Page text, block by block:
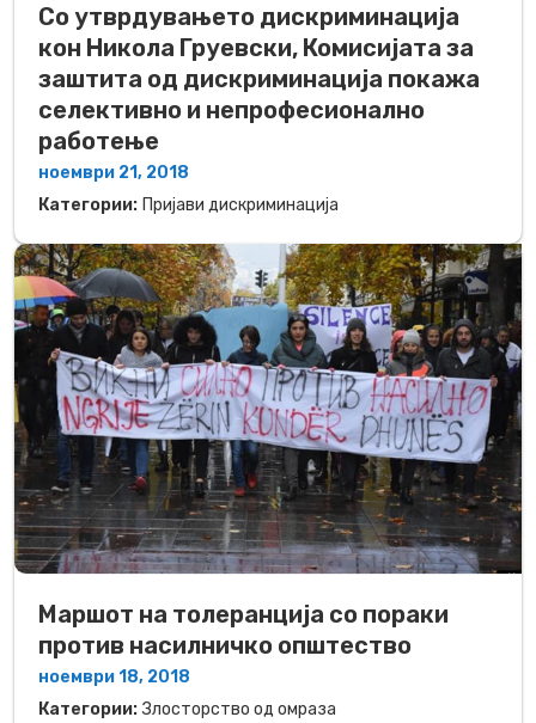
Со утврдувањето дискриминација
кон Никола Груевски, Комисијата за
заштита од дискриминација покажа
селективно и непрофесионално
работење
ноември 21, 2018
Категории: Пријави дискриминација
​Маршот на толеранција со пораки
против насилничко општество
ноември 18, 2018
Категории: Злосторство од омраза